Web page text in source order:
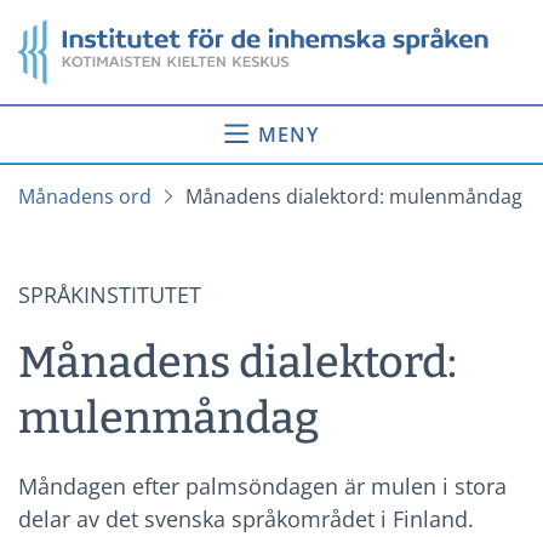
till
innehåll
Startsida
MENY
Månadens ord Månadens dialektord: mulenmåndag
SPRÅKINSTITUTET
Månadens dialektord:
mulenmåndag
Måndagen efter palmsöndagen är mulen i stora
delar av det svenska språkområdet i Finland.